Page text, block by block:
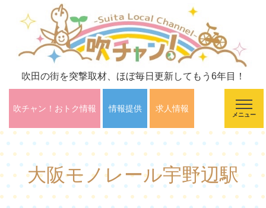
吹田の街を突撃取材、ほぼ毎日更新してもう6年目！
吹チャン！おトク情報 情報提供 求人情報
メニュー
大阪モノレール宇野辺駅